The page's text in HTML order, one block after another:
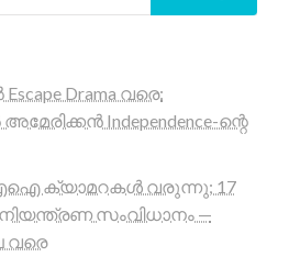
Drama വരെ:
അമേരിക്കൻ Independence-ന്റെ
ക്യാമറകൾ വരുന്നു; 17
സംവിധാനം —
വരെ